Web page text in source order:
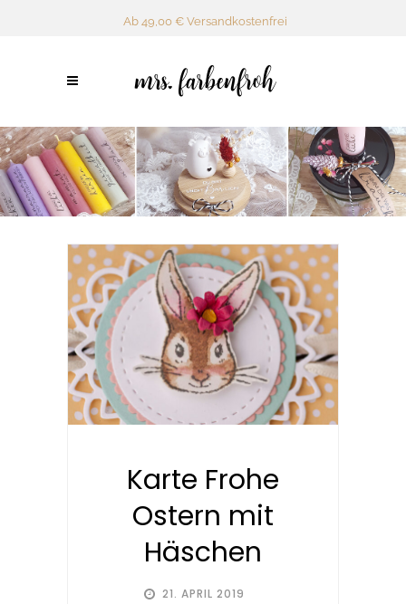
Ab 49,00 € Versandkostenfrei
21. APRIL 2019
Karte Frohe
Ostern mit
Häschen